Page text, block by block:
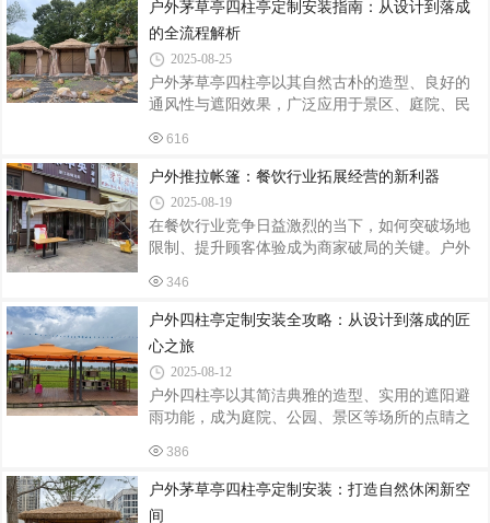
独特的视觉效果，成为空间营造中的点睛之笔。
以下从四大场景解析其应用价值。一、园林景
观：自然与人文的诗意对话在古典园林或现代生
态公园中，四柱茅草亭常作为“框景”元素，与山
水、植物形成呼应。其茅草顶的天然纹理与石
径、竹林、流水相映成趣，营造出“虽由人作，宛
户外茅草亭四柱亭定制安装指南：从设计到落成
的全流程解析
2025-08-25
户外茅草亭四柱亭以其自然古朴的造型、良好的
通风性与遮阳效果，广泛应用于景区、庭院、民
文从定制设计、材料选择、安装施工到后期维
护，系统解析四柱茅草亭的全流程要点。一、定
制设计：功能与美学的平衡场景适配：庭院空
间：采用直径3-4米的四柱亭，搭配木质桌椅，打
造私密茶歇区；景区步道：设计跨度6米以上的大
亭，结合石凳与导览标识，提供休憩与信息指引
功能；湖畔景观：通过抬高亭基（0.5-1米）与镂
化：柱距比例：四柱间距遵循“黄金分割”
616
户外推拉帐篷：餐饮行业拓展经营的新利器
2025-08-19
在餐饮行业竞争日益激烈的当下，如何突破场地
限制、提升顾客体验成为商家破局的关键。户外
业拓展经营场景的“秘密武器”，为商家创造更多可
能。灵活拓展空间，应对多元需求传统餐厅常受
限于固定面积，高峰期易出现客满等位的情况。
户外推拉帐篷可快速搭建在餐厅外，瞬间将用餐
区域扩展至数十甚至上百平方米。无论是家庭聚
餐、朋友派对，还是企业团建，都能轻松容纳更
多顾客。例如，烧烤店在夏季夜晚推出“星空烧
烤”活动，利用推拉帐篷打造半开放式用餐区，既
346
户外四柱亭定制安装全攻略：从设计到落成的匠
心之旅
2025-08-12
户外四柱亭以其简洁典雅的造型、实用的遮阳避
雨功能，成为庭院、公园、景区等场所的点睛之
座契合场景需求的四柱亭，需兼顾设计美学、结
构安全与施工细节。以下从定制流程到安装要
点，为您梳理关键步骤。一、定制设计：功能与
386
户外茅草亭四柱亭定制安装：打造自然休闲新空
间